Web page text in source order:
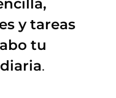
y tareas
tu
.